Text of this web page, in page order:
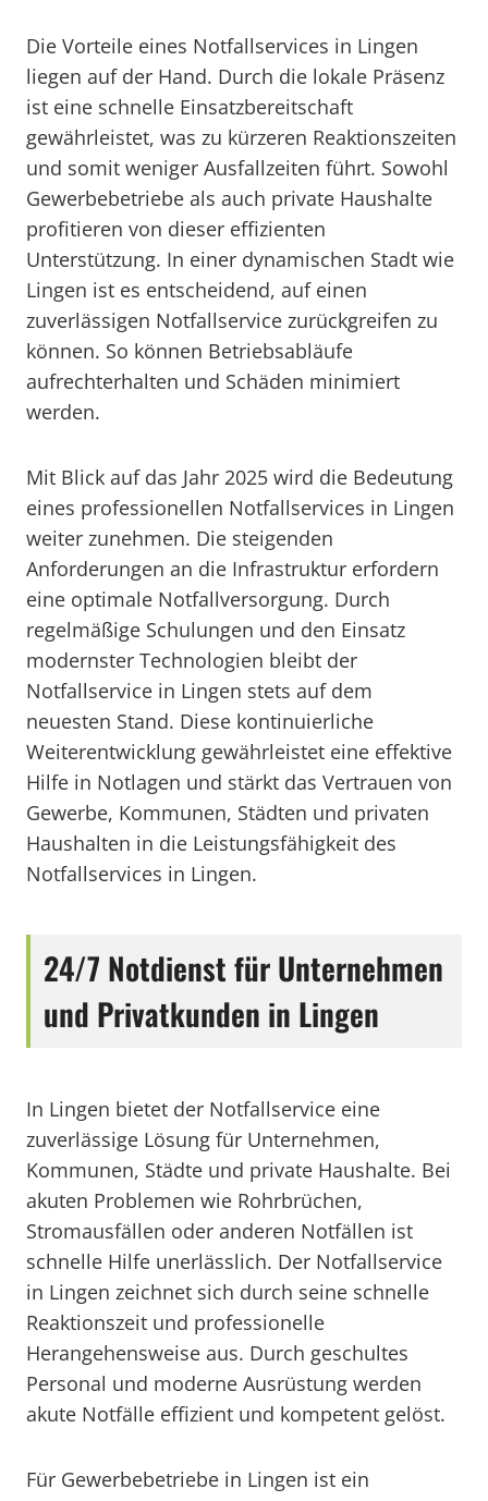
Die Vorteile eines Notfallservices in Lingen
liegen auf der Hand. Durch die lokale Präsenz
ist eine schnelle Einsatzbereitschaft
gewährleistet, was zu kürzeren Reaktionszeiten
und somit weniger Ausfallzeiten führt. Sowohl
Gewerbebetriebe als auch private Haushalte
profitieren von dieser effizienten
Unterstützung. In einer dynamischen Stadt wie
Lingen ist es entscheidend, auf einen
zuverlässigen Notfallservice zurückgreifen zu
können. So können Betriebsabläufe
aufrechterhalten und Schäden minimiert
werden.
Mit Blick auf das Jahr 2025 wird die Bedeutung
eines professionellen Notfallservices in Lingen
weiter zunehmen. Die steigenden
Anforderungen an die Infrastruktur erfordern
eine optimale Notfallversorgung. Durch
regelmäßige Schulungen und den Einsatz
modernster Technologien bleibt der
Notfallservice in Lingen stets auf dem
neuesten Stand. Diese kontinuierliche
Weiterentwicklung gewährleistet eine effektive
Hilfe in Notlagen und stärkt das Vertrauen von
Gewerbe, Kommunen, Städten und privaten
Haushalten in die Leistungsfähigkeit des
Notfallservices in Lingen.
24/7 Notdienst für Unternehmen
und Privatkunden in Lingen
In Lingen bietet der Notfallservice eine
zuverlässige Lösung für Unternehmen,
Kommunen, Städte und private Haushalte. Bei
akuten Problemen wie Rohrbrüchen,
Stromausfällen oder anderen Notfällen ist
schnelle Hilfe unerlässlich. Der Notfallservice
in Lingen zeichnet sich durch seine schnelle
Reaktionszeit und professionelle
Herangehensweise aus. Durch geschultes
Personal und moderne Ausrüstung werden
akute Notfälle effizient und kompetent gelöst.
Für Gewerbebetriebe in Lingen ist ein